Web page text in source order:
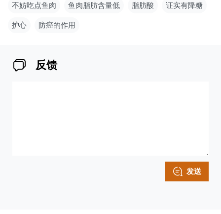
不妨吃点鱼肉 鱼肉脂肪含量低 脂肪酸 证实有降糖
护心 防癌的作用
反馈
发送